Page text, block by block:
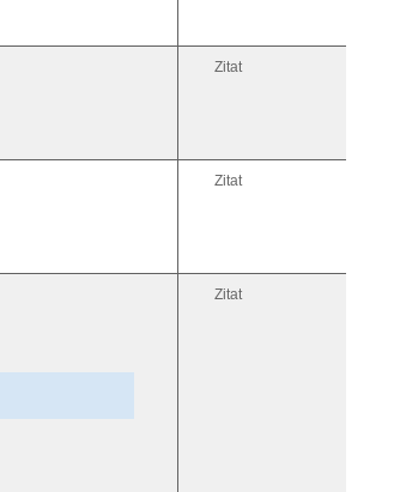
Zitat
Zitat
Zitat